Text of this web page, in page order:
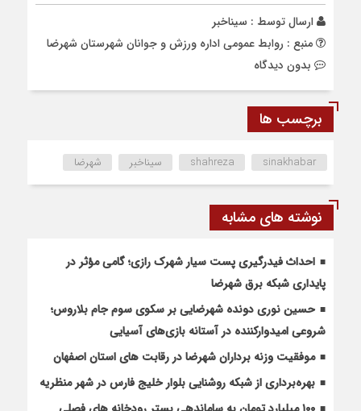
ارسال توسط : سیناخبر
منبع : روابط عمومی اداره ورزش و جوانان شهرستان شهرضا
بدون دیدگاه
برچسب ها
shahreza sinakhabar سیناخبر شهرضا
نوشته های مشابه
احداث فیدرگیری پست سیار شهرک رازی؛ گامی مؤثر در
پایداری شبکه برق شهرضا
حسین نوری دونده شهرضایی بر سکوی سوم جام بلاروس؛
شروعی امیدوارکننده در آستانه بازی‌های آسیایی
موفقیت وزنه برداران شهرضا در رقابت های استان اصفهان
بهره‌برداری از شبکه روشنایی بلوار خلیج فارس در شهر منظریه